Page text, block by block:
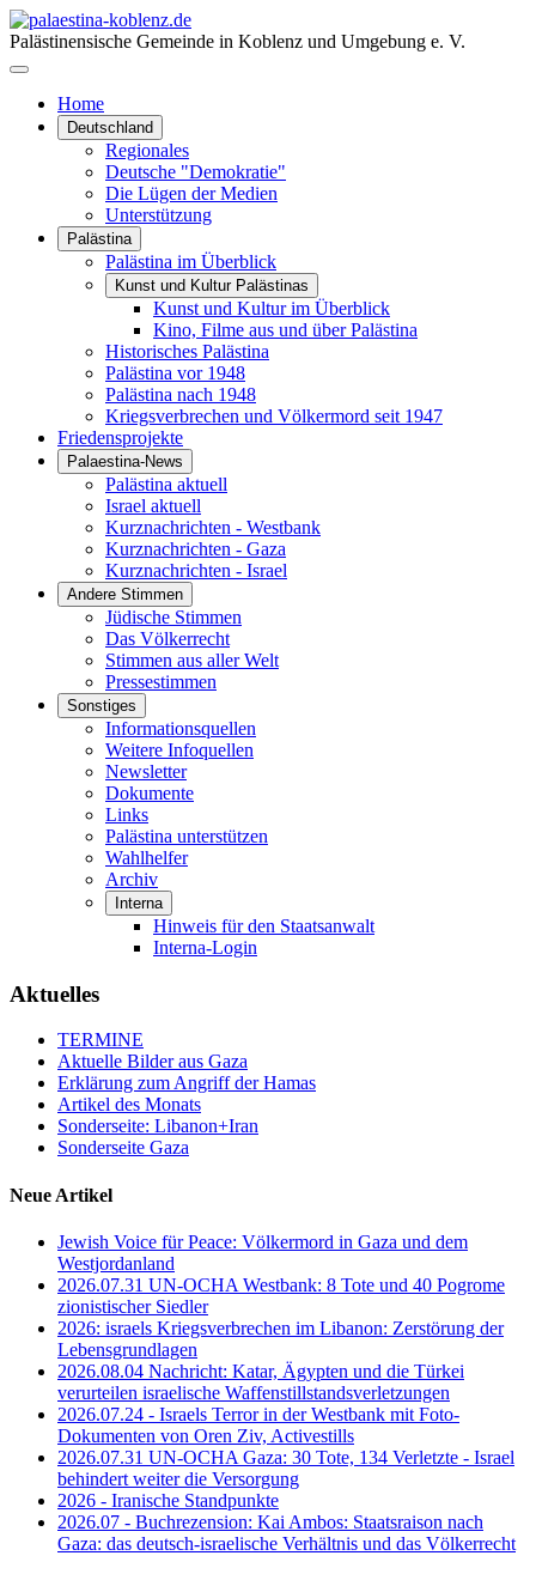
Palästinensische Gemeinde in Koblenz und Umgebung e. V.
Home
Deutschland
Regionales
Deutsche "Demokratie"
Die Lügen der Medien
Unterstützung
Palästina
Palästina im Überblick
Kunst und Kultur Palästinas
Kunst und Kultur im Überblick
Kino, Filme aus und über Palästina
Historisches Palästina
Palästina vor 1948
Palästina nach 1948
Kriegsverbrechen und Völkermord seit 1947
Friedensprojekte
Palaestina-News
Palästina aktuell
Israel aktuell
Kurznachrichten - Westbank
Kurznachrichten - Gaza
Kurznachrichten - Israel
Andere Stimmen
Jüdische Stimmen
Das Völkerrecht
Stimmen aus aller Welt
Pressestimmen
Sonstiges
Informationsquellen
Weitere Infoquellen
Newsletter
Dokumente
Links
Palästina unterstützen
Wahlhelfer
Archiv
Interna
Hinweis für den Staatsanwalt
Interna-Login
Aktuelles
TERMINE
Aktuelle Bilder aus Gaza
Erklärung zum Angriff der Hamas
Artikel des Monats
Sonderseite: Libanon+Iran
Sonderseite Gaza
Neue Artikel
Jewish Voice für Peace: Völkermord in Gaza und dem
Westjordanland
2026.07.31 UN-OCHA Westbank: 8 Tote und 40 Pogrome
zionistischer Siedler
2026: israels Kriegsverbrechen im Libanon: Zerstörung der
Lebensgrundlagen
2026.08.04 Nachricht: Katar, Ägypten und die Türkei
verurteilen israelische Waffenstillstandsverletzungen
2026.07.24 - Israels Terror in der Westbank mit Foto-
Dokumenten von Oren Ziv, Activestills
2026.07.31 UN-OCHA Gaza: 30 Tote, 134 Verletzte - Israel
behindert weiter die Versorgung
2026 - Iranische Standpunkte
2026.07 - Buchrezension: Kai Ambos: Staatsraison nach
Gaza: das deutsch-israelische Verhältnis und das Völkerrecht